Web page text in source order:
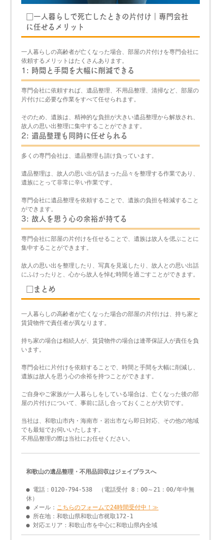
□一人暮らしで死亡したときの片付け｜専門会社
に任せるメリット
一人暮らしの高齢者が亡くなった場合、部屋の片付けを専門会社に
依頼するメリットはたくさんあります。
1: 時間と手間を大幅に削減できる
専門会社に依頼すれば、遺品整理、不用品整理、清掃など、部屋の
片付けに必要な作業をすべて任せられます。
そのため、遺族は、精神的な負担が大きい遺品整理から解放され、
故人の思い出整理に集中することができます。
2: 遺品整理も同時に任せられる
多くの専門会社は、遺品整理も請け負っています。
遺品整理は、故人の思い出が詰まった品々を整理する作業であり、
遺族にとって非常に辛い作業です。
専門会社に遺品整理を依頼することで、遺族の負担を軽減すること
ができます。
3: 故人を思う心の余裕が持てる
専門会社に部屋の片付けを任せることで、遺族は故人を偲ぶことに
集中することができます。
故人の思い出を整理したり、写真を見返したり、故人との思い出話
にふけったりと、心から故人を悼む時間を過ごすことができます。
□まとめ
一人暮らしの高齢者が亡くなった場合の部屋の片付けは、持ち家と
賃貸物件で責任者が異なります。
持ち家の場合は相続人が、賃貸物件の場合は連帯保証人が責任を負
います。
専門会社に片付けを依頼することで、時間と手間を大幅に削減し、
遺族は故人を思う心の余裕を持つことができます。
ご自身やご家族が一人暮らしをしている場合は、亡くなった後の部
屋の片付けについて、事前に話し合っておくことが大切です。
当社は、和歌山市内・海南市・岩出市なら即日対応、その他の地域
でも最短でお伺いいたします。
不用品整理の際は当社にお任せください。
和歌山の遺品整理・不用品回収はジェイプラスへ
● 電話：0120-794-538 （電話受付 8：00～21：00/年中無
休）
● メール： こちらのフォームで24時間受付中！≫
● 所在地：和歌山県和歌山市梶取172-1
● 対応エリア：和歌山市を中心に和歌山県内全域